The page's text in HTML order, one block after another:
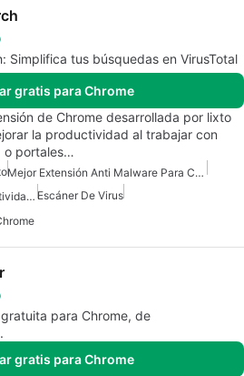
Simplifica tus búsquedas en VirusTotal
gratis para Chrome
de Chrome desarrollada por lixto
la productividad al trabajar con
o portales…
Mejor Extensión Anti Malware Para Chrome
Mejores Extensiones De Productividad Para Chrome Escáner De Virus
para Chrome, de
gratis para Chrome